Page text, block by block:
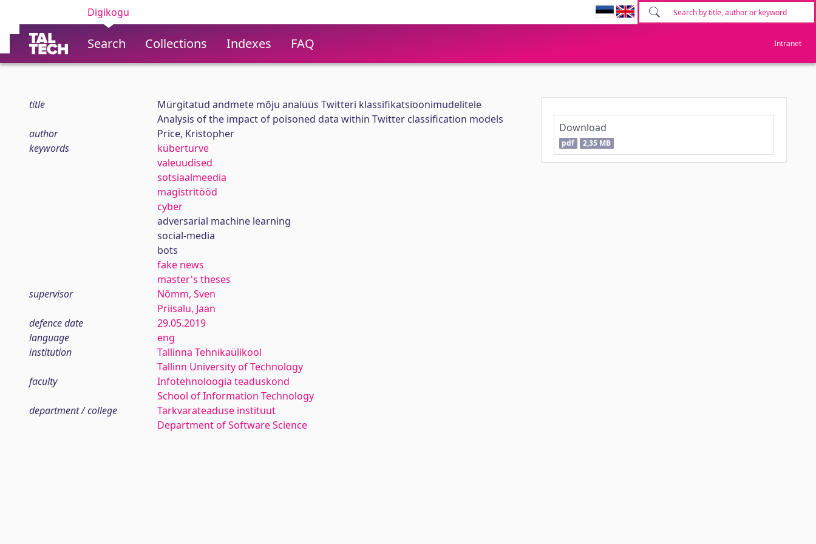
Digikogu
Search Collections Indexes FAQ Intranet
title
Mürgitatud andmete mõju analüüs Twitteri klassifikatsioonimudelitele
Analysis of the impact of poisoned data within Twitter classification models
author
Price, Kristopher
keywords
küberturve
valeuudised
sotsiaalmeedia
magistritööd
cyber
adversarial machine learning
social-media
bots
fake news
master's theses
supervisor
Nõmm, Sven
Priisalu, Jaan
defence date
29.05.2019
language
eng
institution
Tallinna Tehnikaülikool
Tallinn University of Technology
faculty
Infotehnoloogia teaduskond
School of Information Technology
department / college
Tarkvarateaduse instituut
Department of Software Science
Download
pdf 2,35 MB